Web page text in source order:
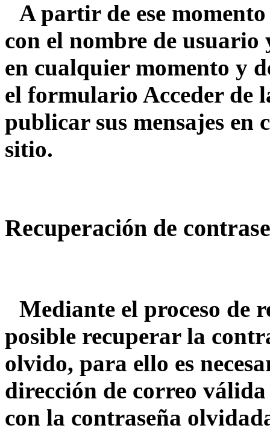
A partir de ese
con el nombre de
en cualquier momento y
el formulario Acceder de
publicar sus mensajes en
sitio.
Recuperación de
Mediante el proceso de
posible recuperar la
olvido, para ello es
dirección de correo
con la contraseña